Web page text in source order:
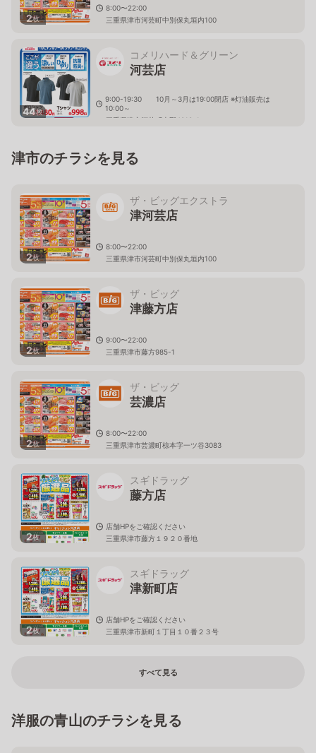
2枚
8:00〜22:00
三重県津市河芸町中別保丸垣内100
44枚
コメリハード＆グリーン
河芸店
9:00-19:30 10月～3月は19:00閉店 ※灯油販売は
10:00～
三重県津市河芸町上野4010-1
津市のチラシを見る
2枚
ザ・ビッグエクストラ
津河芸店
8:00〜22:00
三重県津市河芸町中別保丸垣内100
2枚
ザ・ビッグ
津藤方店
9:00〜22:00
三重県津市藤方985-1
2枚
ザ・ビッグ
芸濃店
8:00〜22:00
三重県津市芸濃町椋本字一ツ谷3083
2枚
スギドラッグ
藤方店
店舗HPをご確認ください
三重県津市藤方１９２０番地
2枚
スギドラッグ
津新町店
店舗HPをご確認ください
三重県津市新町１丁目１０番２３号
すべて見る
洋服の青山のチラシを見る